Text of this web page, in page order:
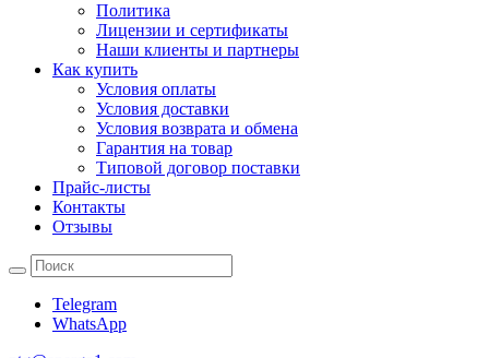
Политика
Лицензии и сертификаты
Наши клиенты и партнеры
Как купить
Условия оплаты
Условия доставки
Условия возврата и обмена
Гарантия на товар
Типовой договор поставки
Прайс-листы
Контакты
Отзывы
Telegram
WhatsApp